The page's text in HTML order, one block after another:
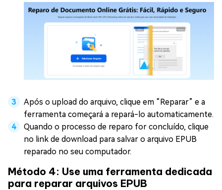
Após o upload do arquivo, clique em “Reparar” e a
ferramenta começará a repará-lo automaticamente.
Quando o processo de reparo for concluído, clique
no link de download para salvar o arquivo EPUB
reparado no seu computador.
Método 4: Use uma ferramenta dedicada
para reparar arquivos EPUB